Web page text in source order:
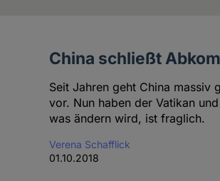
Artikel
Autorin
China schließt
Seit Jahren geht China massiv
vor. Nun haben der Vatikan
was ändern wird, ist fraglich.
Verena Schafflick
01.10.2018